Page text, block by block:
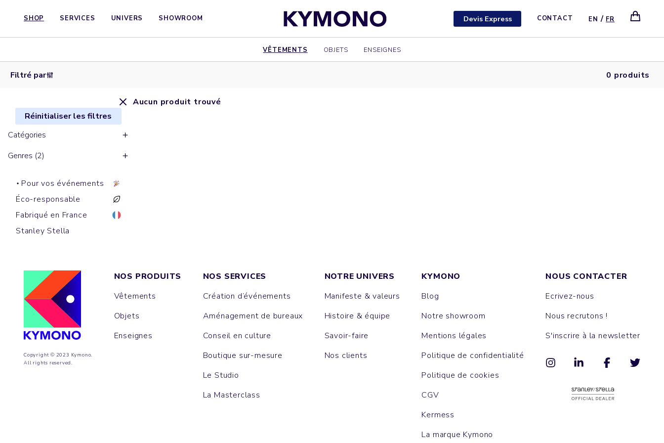
SHOP SERVICES UNIVERS SHOWROOM Devis Express CONTACT EN / FR
VÊTEMENTS OBJETS ENSEIGNES
Filtré par 0 produits
Réinitialiser les filtres
Catégories
Genres (2)
Pour vos événements
Éco-responsable
Fabriqué en France
Stanley Stella
Aucun produit trouvé
Copyright © 2023 Kymono.
All rights reserved.
NOS PRODUITS
Vêtements
Objets
Enseignes
NOS SERVICES
Création d’événements
Aménagement de bureaux
Conseil en culture
Boutique sur-mesure
Le Studio
La Masterclass
NOTRE UNIVERS
Manifeste & valeurs
Histoire & équipe
Savoir-faire
Nos clients
KYMONO
Blog
Notre showroom
Mentions légales
Politique de confidentialité
Politique de cookies
CGV
Kermess
La marque Kymono
NOUS CONTACTER
Ecrivez-nous
Nous recrutons !
S'inscrire à la newsletter